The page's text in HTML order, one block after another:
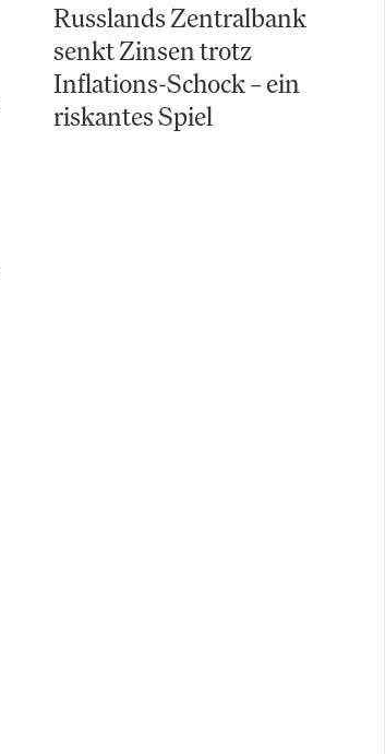
Russlands Zentralbank
senkt Zinsen trotz
Inflations-Schock – ein
riskantes Spiel